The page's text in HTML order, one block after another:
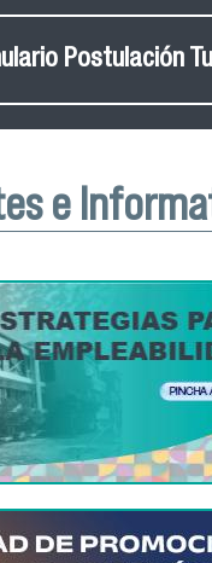
Postulación
e